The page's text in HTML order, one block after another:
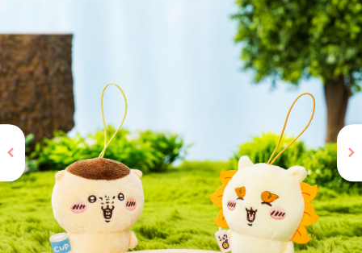
PRIZE 公式 Instagram
CAPSULE TOY 公式 X
CAPSULE TOY 公式 Instagram